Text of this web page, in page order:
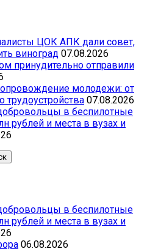
ЦОК АПК дали совет,
виноград 07.08.2026
принудительно отправили
молодежи: от
07.08.2026
в беспилотные
рублей и места в вузах и
в беспилотные
рублей и места в вузах и
06.08.2026